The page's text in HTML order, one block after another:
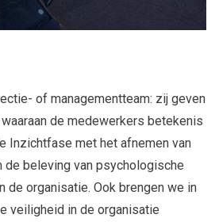
of managementteam: zij geven
de medewerkers betekenis
Inzichtfase met het afnemen van
de beleving van psychologische
de organisatie. Ook brengen we in
veiligheid in de organisatie